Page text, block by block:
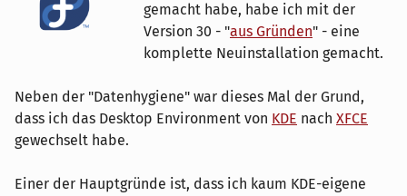
gemacht habe, habe ich mit der
Version 30 - "aus Gründen" - eine
komplette Neuinstallation gemacht.
Neben der "Datenhygiene" war dieses Mal der Grund,
dass ich das Desktop Environment von KDE nach XFCE
gewechselt habe.
Einer der Hauptgründe ist, dass ich kaum KDE-eigene